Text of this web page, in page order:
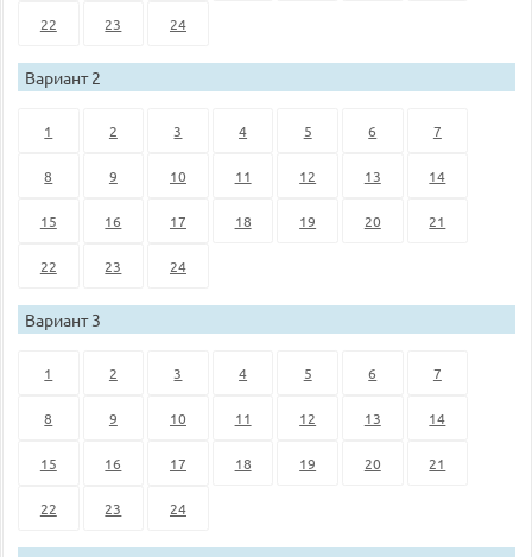
22 23 24
Вариант 2
1 2 3 4 5 6 7
8 9 10 11 12 13 14
15 16 17 18 19 20 21
22 23 24
Вариант 3
1 2 3 4 5 6 7
8 9 10 11 12 13 14
15 16 17 18 19 20 21
22 23 24